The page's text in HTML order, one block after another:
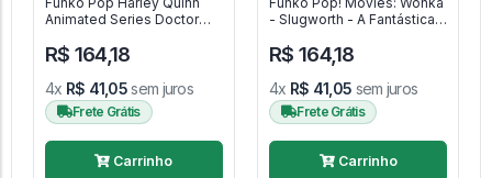
Animated Series Doctor
R$ 164,18
4x R$ 41,05sem juros
Frete Grátis
Carrinho
- Slugworth - A Fantástica
#1478
R$ 164,18
4x R$ 41,05 sem juros
Frete Grátis
Carrinho